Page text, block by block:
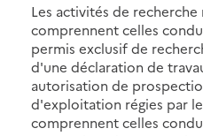
Les activités de
comprennent celles
permis exclusif de
d'une déclaration de
autorisation de
d'exploitation régies par
comprennent celles